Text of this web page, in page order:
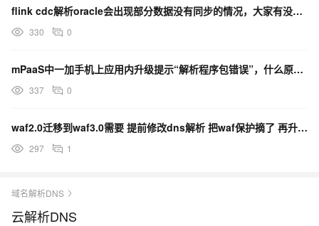
flink cdc解析oracle会出现部分数据没有同步的情况，大家有没有遇到过？
330 0
mPaaS中一加手机上应用内升级提示“解析程序包错误”，什么原因？
337 0
waf2.0迁移到waf3.0需要 提前修改dns解析 把waf保护摘了 再升级么？
297 1
域名解析DNS
云解析DNS